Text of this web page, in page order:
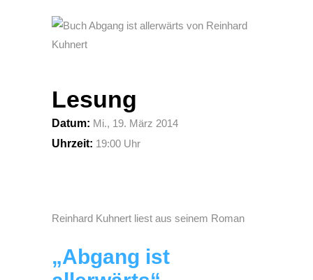
Lesung
Datum: Mi., 19. März 2014
Uhrzeit: 19:00 Uhr
Reinhard Kuhnert liest aus seinem Roman
„Abgang ist